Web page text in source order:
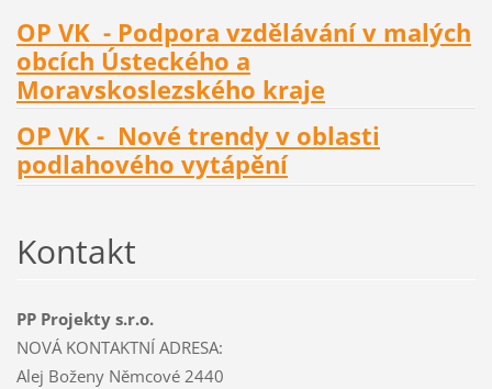
OP VK - Podpora vzdělávání v malých
obcích Ústeckého a
Moravskoslezského kraje
OP VK - Nové trendy v oblasti
podlahového vytápění
Kontakt
PP Projekty s.r.o.
NOVÁ KONTAKTNÍ ADRESA:
Alej Boženy Němcové 2440